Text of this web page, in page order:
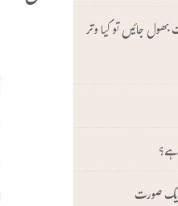
جائیں تو کیا وتر
ایک صورت